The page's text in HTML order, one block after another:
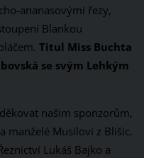
ananasovými řezy,
Blankou
Titul Miss Buchta
se svým Lehkým
našim sponzorům,
manželé Musilovi z Blišic.
Lukáš Bajko a